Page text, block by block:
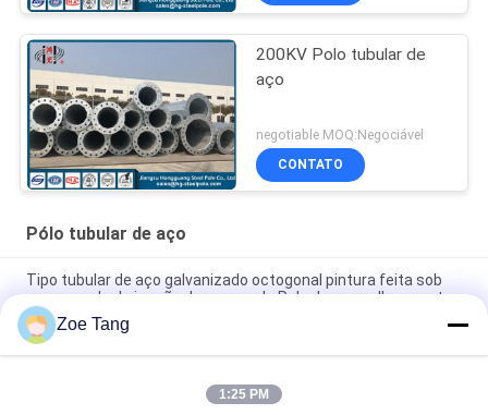
200KV Polo tubular de
aço
negotiable MOQ:Negociável
CONTATO
Pólo tubular de aço
Tipo tubular de aço galvanizado octogonal pintura feita sob
encomenda da junção de regaço de Polo do mergulho quente
O mergulho superior de aço do lúpulo do rolo quente
galvanizou Polos/torre de aço tubular
Junção tubular de aço galvanizada de Polo da torre de poder
Zoe Tang
1:25 PM